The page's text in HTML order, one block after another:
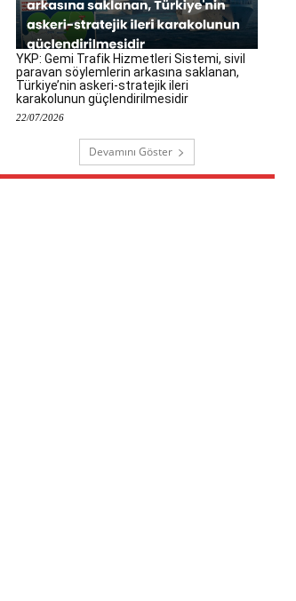
YKP: Gemi Trafik Hizmetleri Sistemi, sivil
paravan söylemlerin arkasına saklanan,
Türkiye’nin askeri-stratejik ileri
karakolunun güçlendirilmesidir
22/07/2026
Devamını Göster